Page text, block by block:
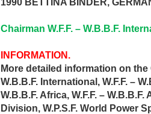
1990 BETTINA BINDER,
Chairman W.F.F. – W.B.B.F.
INFORMATION.
More detailed information on
W.B.B.F. International, W.F.F. –
W.B.B.F. Africa, W.F.F. –
Division, W.P.S.F. World Power